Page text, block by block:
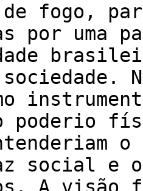
de fogo,
por uma
poderio
o
social e